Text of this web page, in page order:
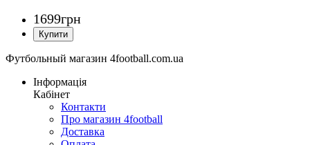
1699грн
Футбольный магазин 4football.com.ua
Інформація
Кабінет
Контакти
Про магазин 4football
Доставка